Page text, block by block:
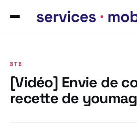
BTB
[Vidéo] Envie de
recette de